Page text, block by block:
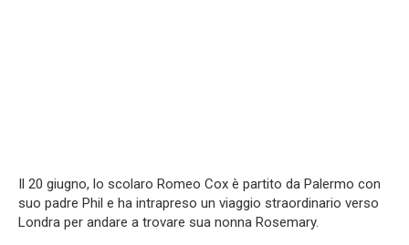
Il 20 giugno, lo scolaro Romeo Cox è partito da Palermo con
suo padre Phil e ha intrapreso un viaggio straordinario verso
Londra per andare a trovare sua nonna Rosemary.